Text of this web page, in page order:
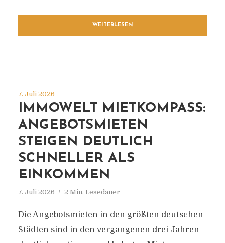
WEITERLESEN
7. Juli 2026
IMMOWELT MIETKOMPASS:
ANGEBOTSMIETEN
STEIGEN DEUTLICH
SCHNELLER ALS
EINKOMMEN
7. Juli 2026 2 Min. Lesedauer
Die Angebotsmieten in den größten deutschen
Städten sind in den vergangenen drei Jahren